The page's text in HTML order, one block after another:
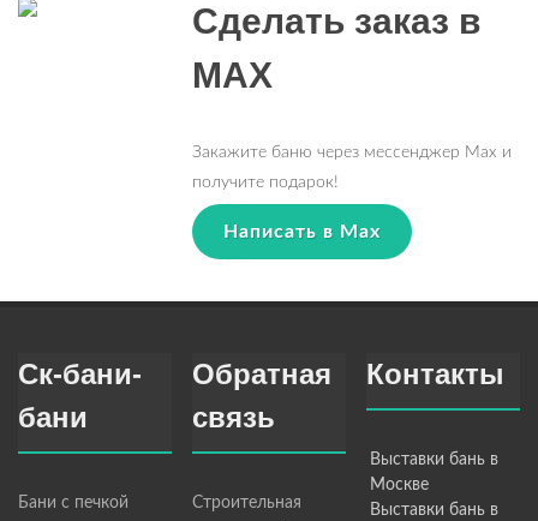
Сделать заказ в
MAX
Закажите баню через мессенджер Max и
получите подарок!
Написать в Max
Ск-бани-
бани
Бани с печкой
Обратная
связь
Строительная
Контакты
Выставки бань в
Москве
Выставки бань в